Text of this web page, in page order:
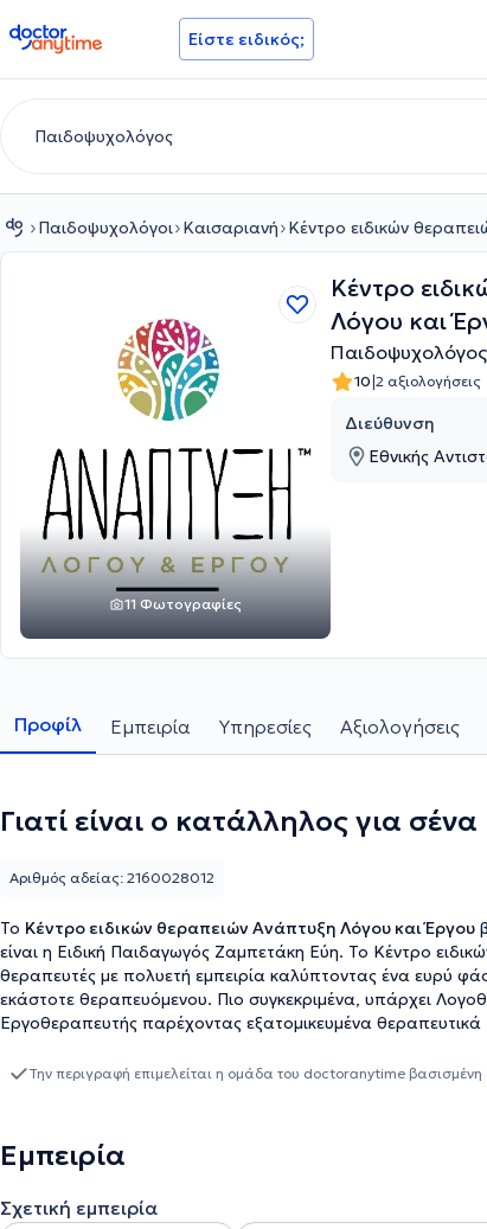
doctoranytime Είστε ειδικός;
Παιδοψυχολόγοι Καισαριανή Κέντρο ειδικών
11 Φωτογραφίες
Κέντρο
Λόγου και
10|2 αξιολογήσεις
Διεύθυνση
Εθνικής
Προφίλ Εμπειρία Υπηρεσίες Αξιολογήσεις
Γιατί είναι ο κατάλληλος για σένα
Το Κέντρο ειδικών θεραπειών Ανάπτυξη Λόγου και Έργου
είναι η Ειδική Παιδαγωγός Ζαμπετάκη Εύη. Το Κέντρο
θεραπευτές με πολυετή εμπειρία καλύπτοντας ένα ευρύ
εκάστοτε θεραπευόμενου. Πιο συγκεκριμένα, υπάρχει
Εργοθεραπευτής παρέχοντας εξατομικευμένα
Κέντρο ειδικών θεραπειών Ανάπτυξη Λόγου και Έργου
Αριθμός αδείας: 2160028012
Την περιγραφή επιμελείται η ομάδα του doctoranytime
Εμπειρία
Σχετική εμπειρία